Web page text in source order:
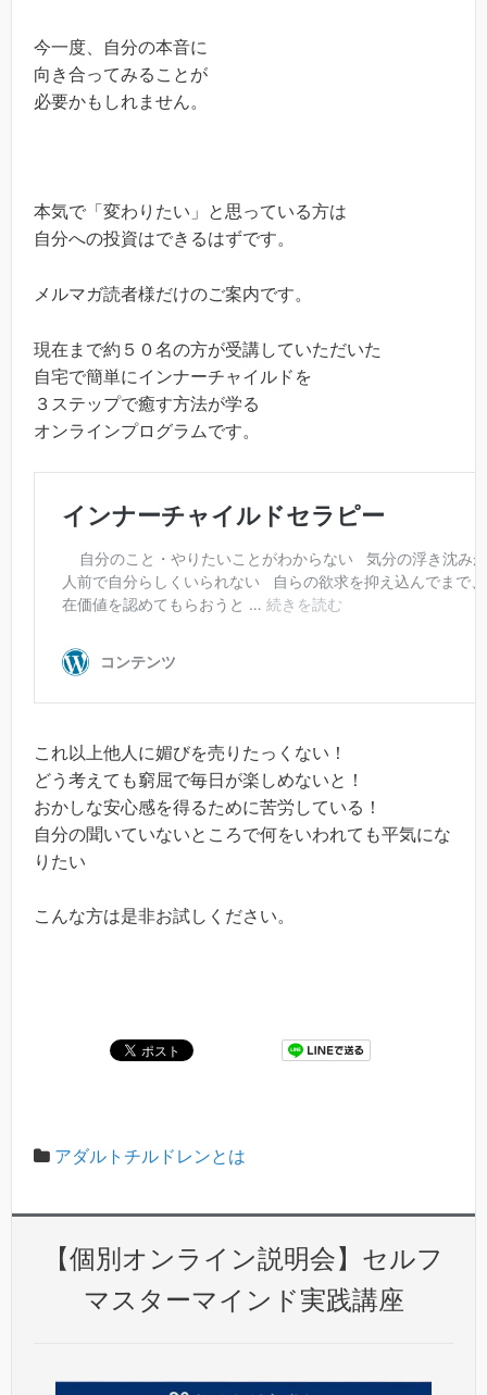
今一度、自分の本音に
向き合ってみることが
必要かもしれません。
本気で「変わりたい」と思っている方は
自分への投資はできるはずです。
メルマガ読者様だけのご案内です。
現在まで約５０名の方が受講していただいた
自宅で簡単にインナーチャイルドを
３ステップで癒す方法が学る
オンラインプログラムです。
これ以上他人に媚びを売りたっくない！
どう考えても窮屈で毎日が楽しめないと！
おかしな安心感を得るために苦労している！
自分の聞いていないところで何をいわれても平気にな
りたい
こんな方は是非お試しください。
アダルトチルドレンとは
【個別オンライン説明会】セルフ
マスターマインド実践講座